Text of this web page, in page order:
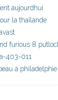
aujourdhui
la thaïlande
furious 8
403-011
à